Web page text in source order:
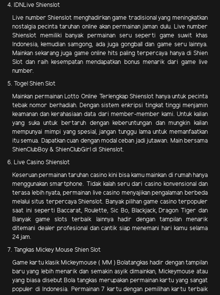
4. IDNLive Shienslot
Live number Shienslot menghadirkan game tradisional yang meningkatkan
nostalgia pecinta taruhan online akan permainan jaman dulu. Live number
Shienslot memiliki banyak permainan seru seperti game suwit khas
Indonesia, kemudian samgong, ada juga gongball dan game seru lainnya.
Mainkan sekarang juga game online hits paling terpercaya hanya di Shien
Slot dan raih kesempatan mendapatkan bonus menarik dari game live
number.
5. Togel Shien Slot
Mainkan permainan Lotto Online Terlengkap Shienslot hanya untuk pecinta
tebak nomor berhadiah. Dengan sistem enkripsi tingkat tinggi menjamin
keamanan dan kerahasiaan data dari member-member kami. Untuk kalian
yang suka untuk bertaruh dengan keberuntungan dan mungkin kalian
mempunyai mimpi yang spesial, jangan tunggu lama untuk memanfaatkan
itu semua. Dapatkan cuan dengan modal ceban jadi jutawan. Main bersama
ShienClubBoy & ShienClubGirl di Shienslot.
6. Live Casino Shienslot
Keseruan permainan taruhan casino kini bisa kamu mainkan di rumah hanya
menggunakan smartphone. Tidak kalah seru dari casino konvensional dan
terasa lebih nyata, permainan live casino menyajikan pengalaman berbeda
melalui situs terpercaya Shienslot. Banyak pilihan game casino terpopuler
saat ini seperti Baccarat, Roulette, Sic Bo, Blackjack, Dragon Tiger dan
Banyak game slots terbaik lainnya hadir dengan tampilan menarik
ditemani dealer profesional dan cantik siap menemani hari kamu selama
24 jam.
7. Tangkas Mickey Mouse Shien Slot
Game kartu klasik Mickeymouse ( MM ) Bolatangkas hadir dengan tampilan
baru yang lebih menarik dan semakin asyik dimainkan, Mickeymouse atau
yang biasa disebut Bola tangkas merupakan permainan kartu yang sangat
populer di Indonesia. Permainan 7 kartu dengan pemilihan kartu terbaik